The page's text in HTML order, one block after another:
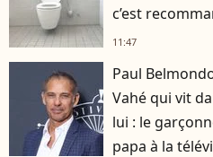
c’est
11:47
Paul
Vahé qui vit
lui : le
papa à la